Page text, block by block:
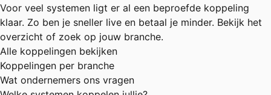
Voor veel systemen ligt er al een beproefde koppeling
klaar. Zo ben je sneller live en betaal je minder. Bekijk het
overzicht of zoek op jouw branche.
Alle koppelingen bekijken
Koppelingen per branche
Wat ondernemers ons vragen